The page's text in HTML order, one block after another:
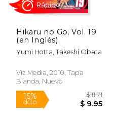
Hikaru no Go, Vol. 19
(en Inglés)
Yumi Hotta, Takeshi Obata
Viz Media, 2010, Tapa
Blanda, Nuevo